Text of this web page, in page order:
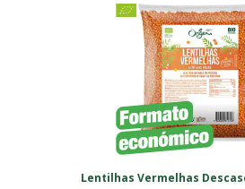
Lentilhas Vermelhas